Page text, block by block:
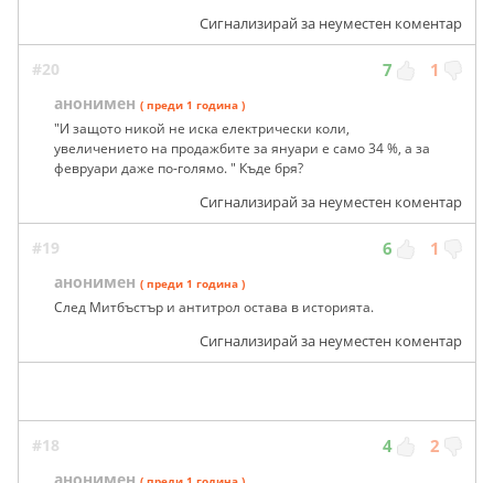
Сигнализирай за неуместен коментар
#20 7 1
анонимен ( преди 1 година )
"И защото никой не иска електрически коли,
увеличението на продажбите за януари е само 34 %, а за
февруари даже по-голямо. " Къде бря?
Сигнализирай за неуместен коментар
#19 6 1
анонимен ( преди 1 година )
След Митбъстър и антитрол остава в историята.
Сигнализирай за неуместен коментар
#18 4 2
анонимен